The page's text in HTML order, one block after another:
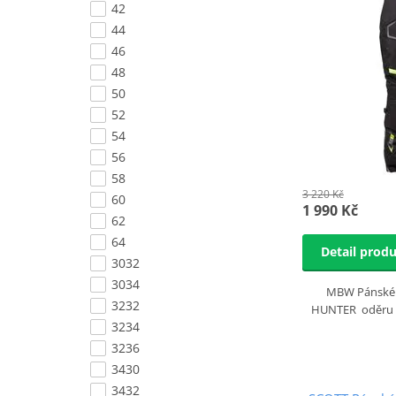
42
44
46
48
50
52
54
56
58
60
62
64
3032
3034
3232
3234
3236
3430
3432
3 220 Kč
1 990 Kč
Detail
MBW
HUNTER